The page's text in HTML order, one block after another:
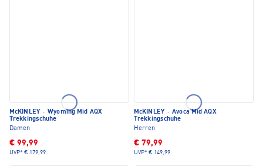
McKINLEY · Wyoming Mid AQX
Trekkingschuhe
Damen
€ 99,99
UVP* € 179,99
McKINLEY · Avoca Mid AQX
Trekkingschuhe
Herren
€ 79,99
UVP* € 149,99